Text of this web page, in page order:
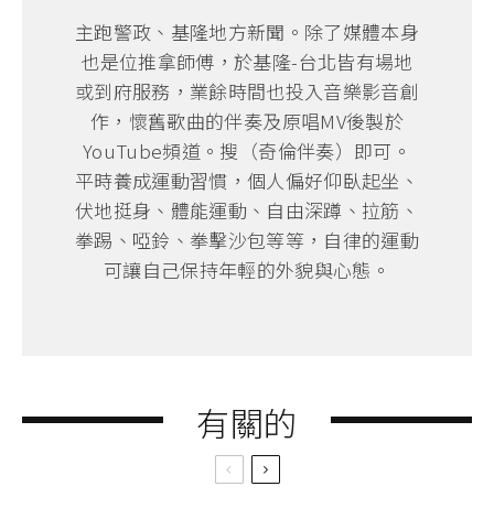
主跑警政、基隆地方新聞。除了媒體本身
也是位推拿師傅，於基隆-台北皆有場地
或到府服務，業餘時間也投入音樂影音創
作，懷舊歌曲的伴奏及原唱MV後製於
YouTube頻道。搜（奇倫伴奏）即可。
平時養成運動習慣，個人偏好仰臥起坐、
伏地挺身、體能運動、自由深蹲、拉筋、
拳踢、啞鈴、拳擊沙包等等，自律的運動
可讓自己保持年輕的外貌與心態。
有關的